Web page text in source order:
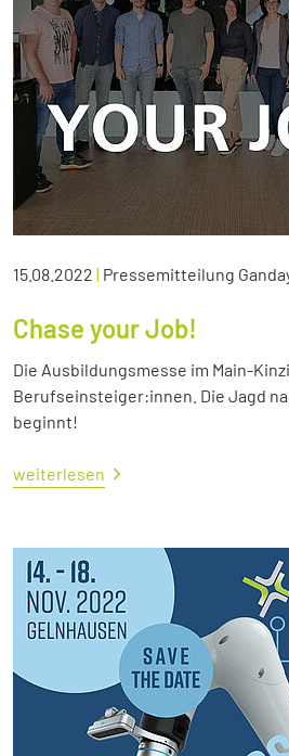
15.08.2022 | Pressemitteilung
Chase your Job!
Die Ausbildungsmesse im Main-
Berufseinsteiger:innen. Die Jagd
beginnt!
weiterlesen